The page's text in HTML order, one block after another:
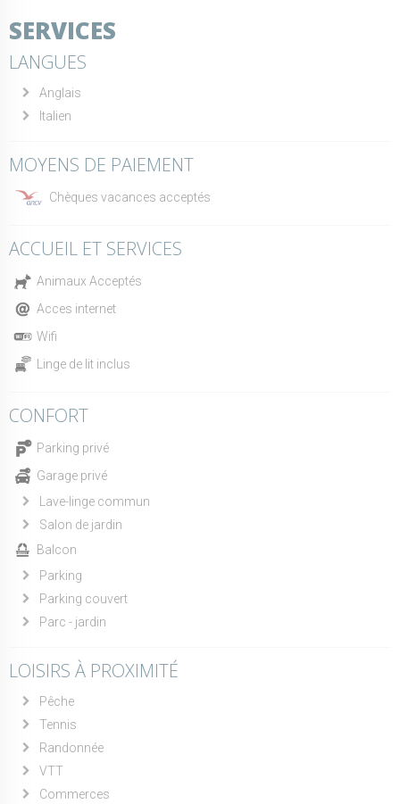
SERVICES
LANGUES
Anglais
Italien
MOYENS DE PAIEMENT
Chèques vacances acceptés
ACCUEIL ET SERVICES
Animaux Acceptés
Acces internet
Wifi
Linge de lit inclus
CONFORT
Parking privé
Garage privé
Lave-linge commun
Salon de jardin
Balcon
Parking
Parking couvert
Parc - jardin
LOISIRS À PROXIMITÉ
Pêche
Tennis
Randonnée
VTT
Commerces